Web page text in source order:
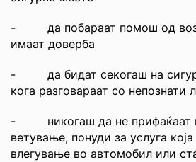
- да побараат помош од
имаат доверба
- да бидат секогаш на
кога разговараат со непознати
- никогаш да не прифаќаат
ветување, понуди за услуга
влегување во автомобил или